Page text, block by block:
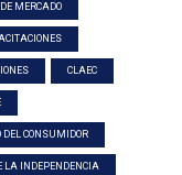
MERCADO
CLAEC
DEL CONSUMIDOR
LA INDEPENDENCIA